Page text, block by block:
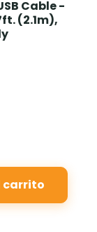
Cable -
(2.1m),
carrito